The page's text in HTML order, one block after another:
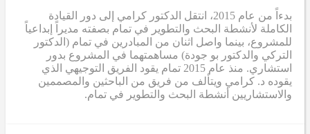
بدءاً من عام 2015، انتقل الدكتور كرامي إلى دور القيادة
الكاملة لأنشطة البحث والتطوير في تمام بصفته مديراً إبداعياً
للمشروع، بينما واصل اثنان من المبادرين في تمام (الدكتور
التركي والدكتور بو جودة) مساهمتهما في المشروع بدور
استشاري. منذ عام 2015
تمام يقود الفريق التوجيهي الذي
يقوده د. كرامي ويتألف من فريق من الباحثين والمصممين
والاستشاريين أنشطة البحث والتطوير في تمام.